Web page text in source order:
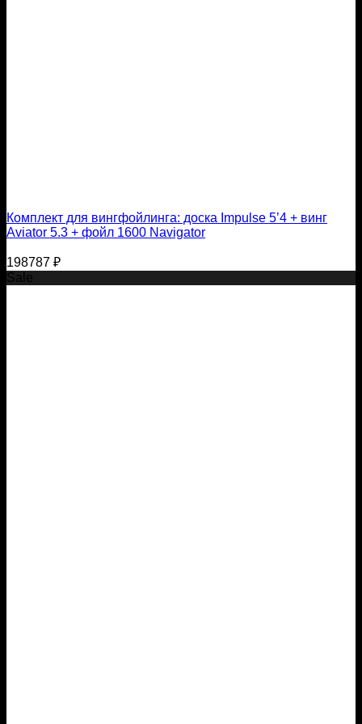
Комплект для вингфойлинга: доска Impulse 5’4 + винг
Aviator 5.3 + фойл 1600 Navigator
198787 ₽
Sale